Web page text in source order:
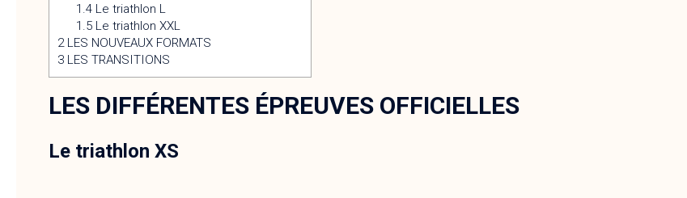
1.4Le triathlon L
1.5Le triathlon XXL
2LES NOUVEAUX FORMATS
3 LES TRANSITIONS
LES DIFFÉRENTES ÉPREUVES OFFICIELLES
Le triathlon XS